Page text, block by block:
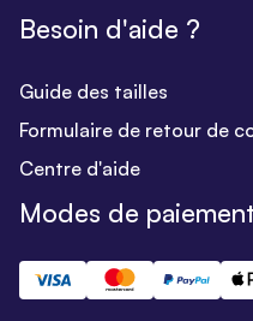
Besoin d'aide ?
Guide des tailles
Formulaire de retour de
Centre d'aide
Modes de